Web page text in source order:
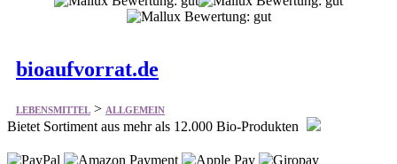
bioaufvorrat.de
LEBENSMITTEL>ALLGEMEIN
Bietet Sortiment aus mehr als 12.000 Bio-Produkten